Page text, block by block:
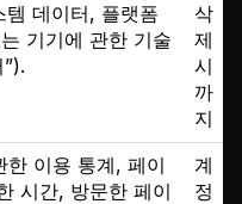
데이터, 플랫폼
기기에 관한 기술
삭
제
시
까
지
한 이용 통계, 페이
시간, 방문한 페이
계
정